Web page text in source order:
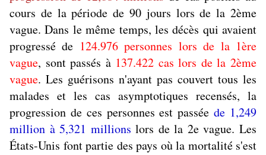
cours de la période de 90 jours lors de la 2ème
vague. Dans le même temps, les décès qui avaient
progressé de 124.976 personnes lors de la 1ère
vague, sont passés à 137.422 cas lors de la 2ème
vague. Les guérisons n'ayant pas couvert tous les
malades et les cas asymptotiques recensés, la
progression de ces personnes est passée de 1,249
million à 5,321 millionslors de la 2e vague. Les
États-Unis font partie des pays où la mortalité s'est